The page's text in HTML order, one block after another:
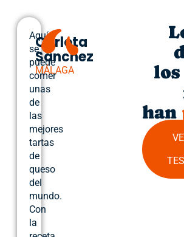
Aquí
se
puede
comer
unas
de
las
mejores
tartas
de
queso
del
mundo.
Con
la
Carlota
Sánchez
MÁLAGA
los
han